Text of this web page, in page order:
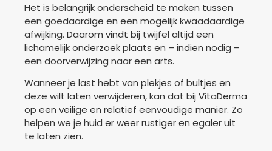
Het is belangrijk onderscheid te maken tussen
een goedaardige en een mogelijk kwaadaardige
afwijking. Daarom vindt bij twijfel altijd een
lichamelijk onderzoek plaats en – indien nodig –
een doorverwijzing naar een arts.
Wanneer je last hebt van plekjes of bultjes en
deze wilt laten verwijderen, kan dat bij VitaDerma
op een veilige en relatief eenvoudige manier. Zo
helpen we je huid er weer rustiger en egaler uit
te laten zien.